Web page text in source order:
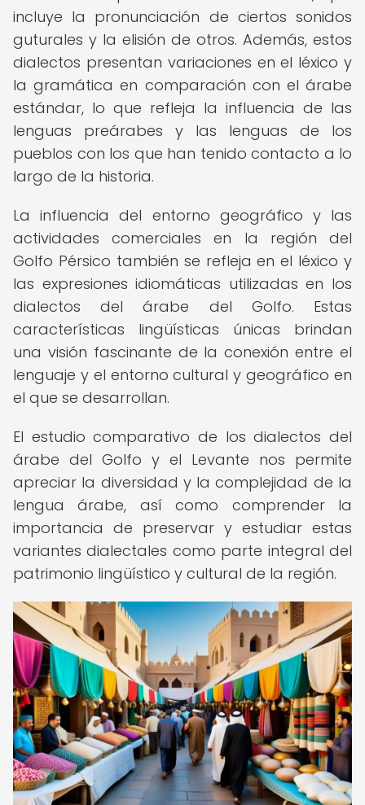
incluye la pronunciación de ciertos sonidos
guturales y la elisión de otros. Además, estos
dialectos presentan variaciones en el léxico y
la gramática en comparación con el árabe
estándar, lo que refleja la influencia de las
lenguas preárabes y las lenguas de los
pueblos con los que han tenido contacto a lo
largo de la historia.
La influencia del entorno geográfico y las
actividades comerciales en la región del
Golfo Pérsico también se refleja en el léxico y
las expresiones idiomáticas utilizadas en los
dialectos del árabe del Golfo. Estas
características lingüísticas únicas brindan
una visión fascinante de la conexión entre el
lenguaje y el entorno cultural y geográfico en
el que se desarrollan.
El estudio comparativo de los dialectos del
árabe del Golfo y el Levante nos permite
apreciar la diversidad y la complejidad de la
lengua árabe, así como comprender la
importancia de preservar y estudiar estas
variantes dialectales como parte integral del
patrimonio lingüístico y cultural de la región.